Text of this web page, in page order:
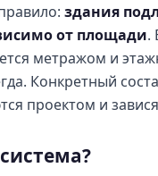
здания
от площади.
метражом и
Конкретный
проектом и